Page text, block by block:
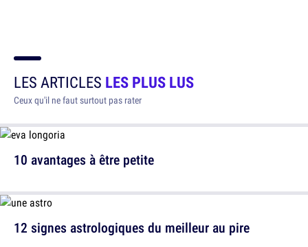
LES ARTICLES LES PLUS LUS
Ceux qu'il ne faut surtout pas rater
10 avantages à être petite
12 signes astrologiques du meilleur au pire